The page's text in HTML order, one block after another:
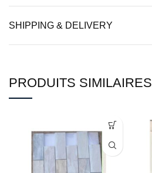
SHIPPING & DELIVERY
PRODUITS SIMILAIRES